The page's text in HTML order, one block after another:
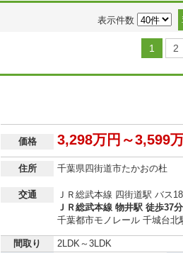
表示件数
1 2
価格 3,298万円～3,599
住所 千葉県四街道市たかおの杜
交通
ＪＲ総武本線 四街道駅 バス
ＪＲ総武本線 物井駅 徒歩37分
千葉都市モノレール 千城台北
間取り
2LDK～3LDK